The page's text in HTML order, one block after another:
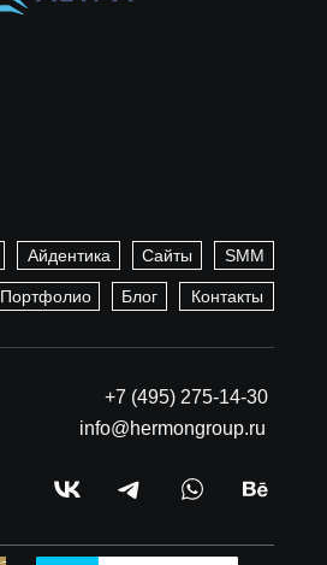
Айдентика Сайты SMM
Портфолио Блог Контакты
+7 (495) 275-14-30
info@hermongroup.ru